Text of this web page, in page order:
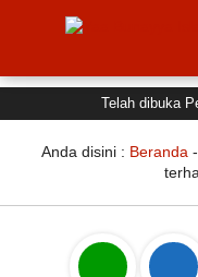
Telah dibuka
Anda disini : Beranda -